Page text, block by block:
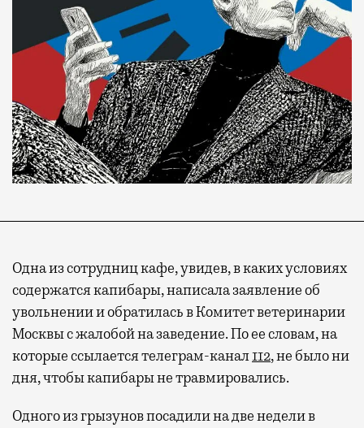
Одна из сотрудниц кафе, увидев, в каких условиях
содержатся капибары, написала заявление об
увольнении и обратилась в Комитет ветеринарии
Москвы с жалобой на заведение. По ее словам, на
которые ссылается телеграм-канал112, не было ни
дня, чтобы капибары не травмировались.
Одного из грызунов посадили на две недели в